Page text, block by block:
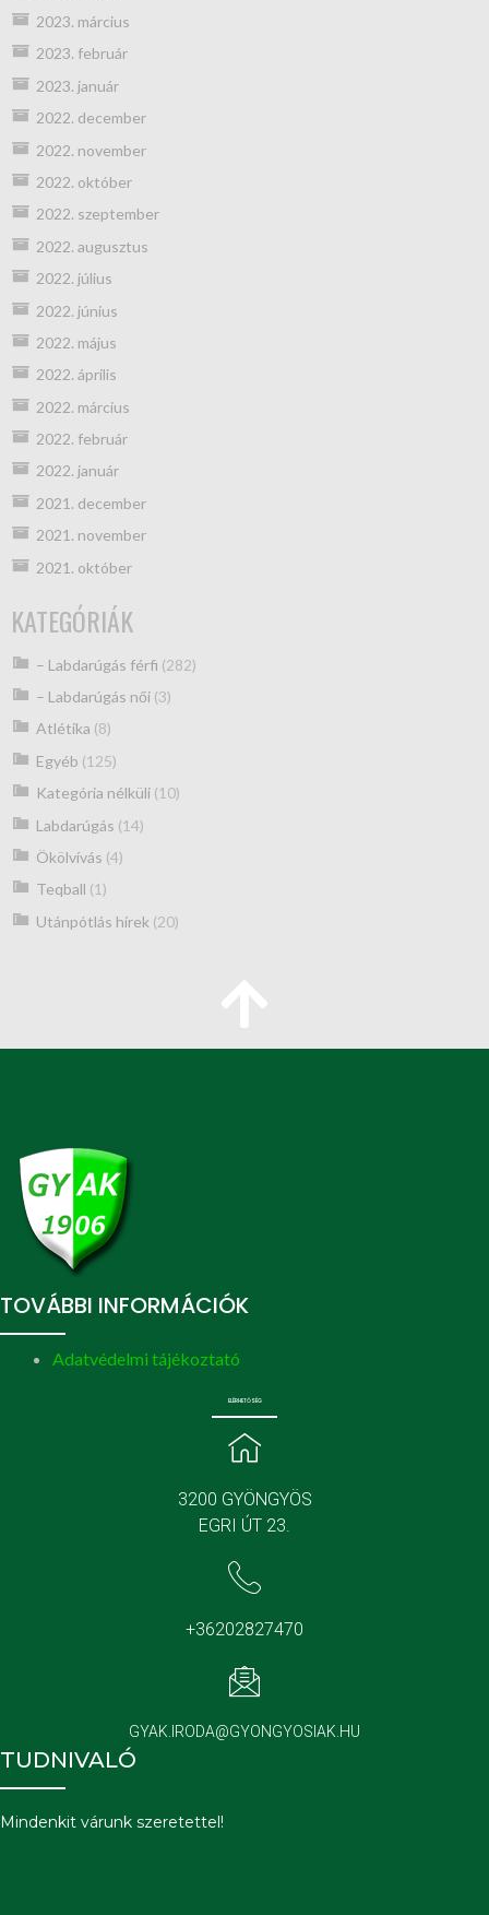
2023. március
2023. február
2023. január
2022. december
2022. november
2022. október
2022. szeptember
2022. augusztus
2022. július
2022. június
2022. május
2022. április
2022. március
2022. február
2022. január
2021. december
2021. november
2021. október
KATEGÓRIÁK
– Labdarúgás férfi (282)
– Labdarúgás női(3)
Atlétika (8)
Egyéb (125)
Kategória nélküli(10)
Labdarúgás (14)
Ökölvívás (4)
Teqball (1)
Utánpótlás hírek (20)
TOVÁBBI INFORMÁCIÓK
Adatvédelmi tájékoztató
ELÉRHETŐSÉG
3200 GYÖNGYÖS
EGRI ÚT 23.
+36202827470
GYAK.IRODA@GYONGYOSIAK.HU
TUDNIVALÓ
Mindenkit várunk szeretettel!